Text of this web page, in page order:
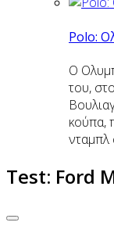
Polo:
Ο
του,
κούπα,
νταμπλ
Test: Ford